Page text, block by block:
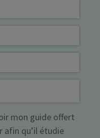
Déficit foncier
Investissement locatif
mon guide offert
afin qu’il étudie